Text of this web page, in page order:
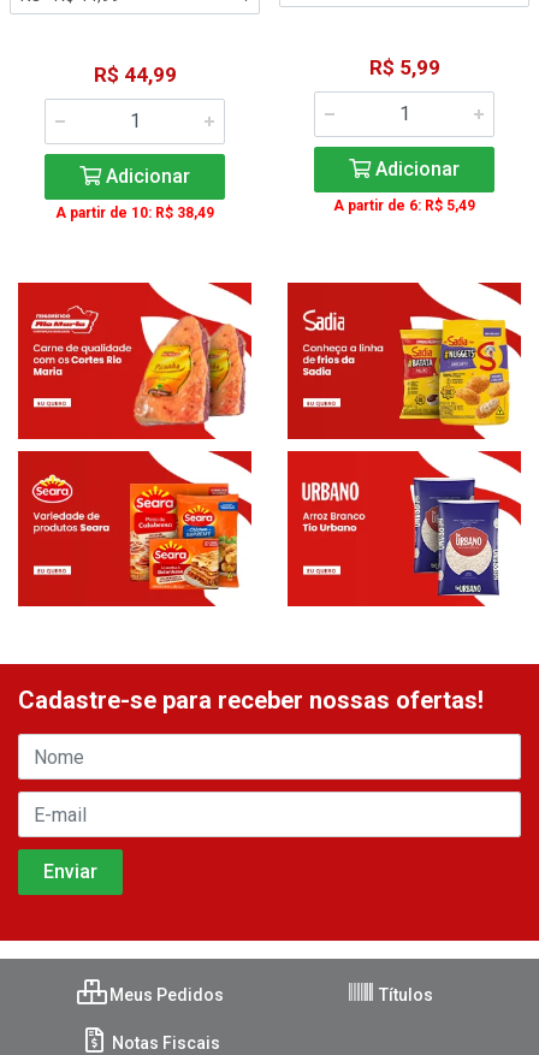
R$ 44,99
Adicionar
A partir de 10: R$ 38,49
R$ 5,99
Adicionar
A partir de 6: R$ 5,49
Cadastre-se para receber nossas ofertas!
Meus Pedidos Títulos
Notas Fiscais